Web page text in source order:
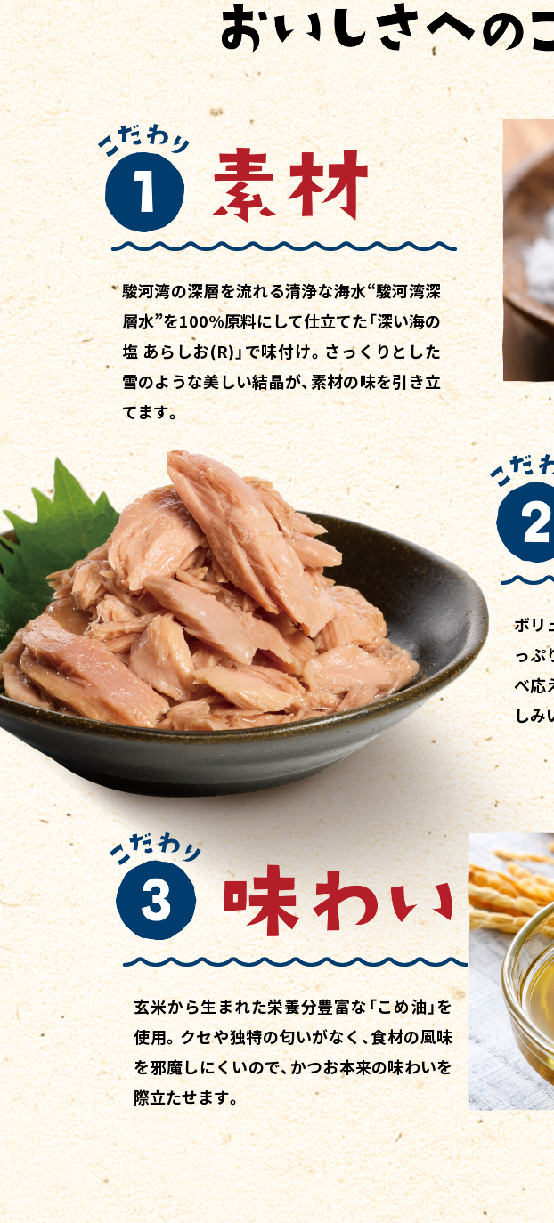
駿河湾の深層を流れる清浄な海水“駿河湾深
層水”を100%原料にして仕立てた「深い海の
塩 あらしお(R)」で味付け。さっくりとした
雪のような美しい結晶が、素材の味を引き立
てます。
ボリ
っぷ
べ応
しみ
玄米から生まれた栄養分豊富な「こめ油」を
使用。クセや独特の匂いがなく、食材の風味
を邪魔しにくいので、かつお本来の味わいを
際立たせます。